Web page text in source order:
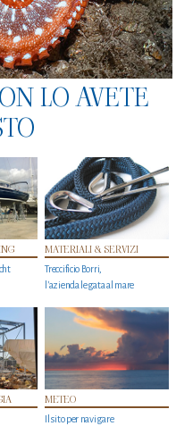
LO AVETE
MATERIALI & SERVIZI
Treccificio Borri,
l'azienda legata al mare
METEO
Il sito per navigare